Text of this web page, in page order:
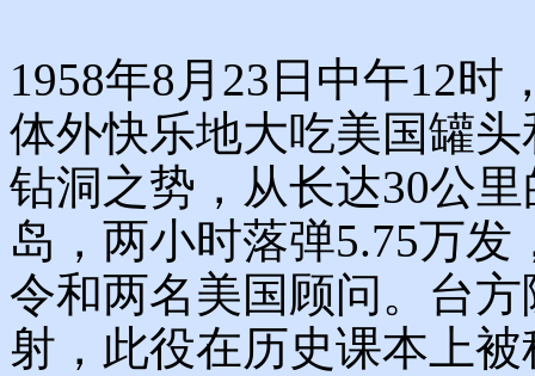
1958年8月23日中午12
体外快乐地大吃美国罐
钻洞之势，从长达30公
岛，两小时落弹5.75万
令和两名美国顾问。台
射，此役在历史课本上